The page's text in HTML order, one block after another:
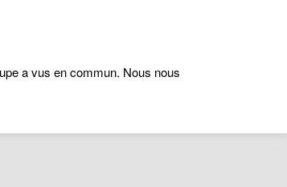
a vus en commun. Nous nous